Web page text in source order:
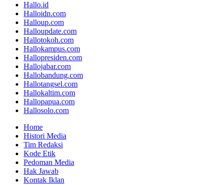
Hallo.id
Halloidn.com
Halloup.com
Halloupdate.com
Hallotokoh.com
Hallokampus.com
Hallopresiden.com
Hallojabar.com
Hallobandung.com
Hallotangsel.com
Hallokaltim.com
Hallopapua.com
Hallosolo.com
Home
Histori Media
Tim Redaksi
Kode Etik
Pedoman Media
Hak Jawab
Kontak Iklan